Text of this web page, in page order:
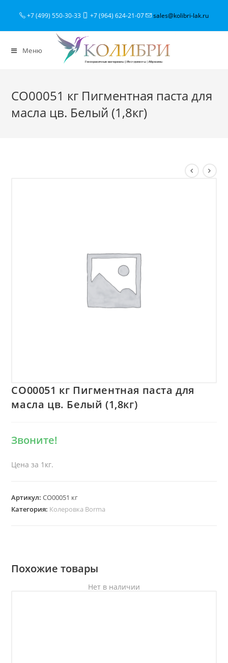
+7 (499) 550-30-33 +7 (964) 624-21-07 sales@kolibri-lak.ru
Меню
CO00051 кг Пигментная паста для
масла цв. Белый (1,8кг)
CO00051 кг Пигментная паста для
масла цв. Белый (1,8кг)
Звоните!
Цена за 1кг.
Артикул:CO00051 кг
Категория: Колеровка Borma
Похожие товары
Нет в наличии